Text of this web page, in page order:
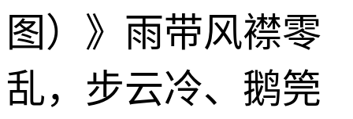
图）》雨带风襟零
乱，步云冷、鹅筦